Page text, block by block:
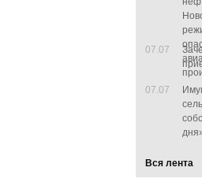
07.07
07.07
Вся лента